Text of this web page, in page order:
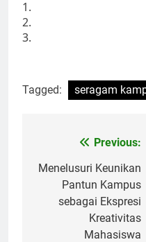
1.
2.
3.
Tagged: seragam
navigation
Previous:
Menelusuri Keunikan
Pantun Kampus
sebagai Ekspresi
Kreativitas
Mahasiswa